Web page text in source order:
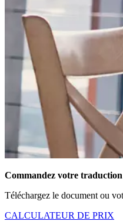
Commandez votre traduction
Téléchargez le document ou
CALCULATEUR DE PRIX